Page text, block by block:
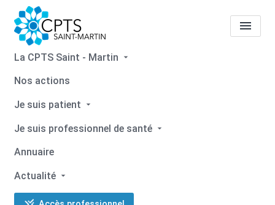
La CPTS Saint - Martin
Nos actions
Je suis patient
Je suis professionnel de santé
Annuaire
Actualité